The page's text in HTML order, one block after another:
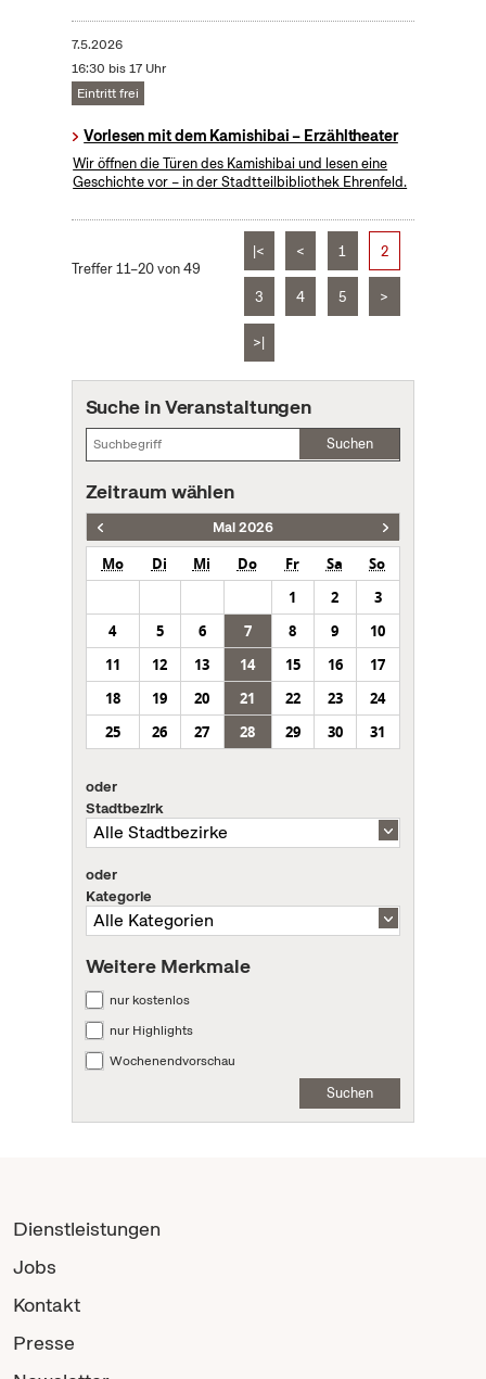
7.5.2026
16:30 bis 17 Uhr
Eintritt frei
Vorlesen mit dem Kamishibai – Erzähltheater
Wir öffnen die Türen des Kamishibai und lesen eine
Geschichte vor – in der Stadtteilbibliothek Ehrenfeld.
Treffer 11–20 von 49
|< < 1 2
3 4 5 >
>|
Suche in Veranstaltungen
Suchen
Zeitraum wählen
Mai 2026
Mo Di Mi Do Fr Sa
So
1
2
3
4
5 6 7 8 9
10
11
12 13 14 15 16
17
18
19 20 21 22 23
24
25
26 27 28 29 30 31
oder
Stadtbezirk
oder
Kategorie
Weitere Merkmale
nur kostenlos
nur Highlights
Wochenendvorschau
Suchen
Dienstleistungen
Jobs
Kontakt
Presse